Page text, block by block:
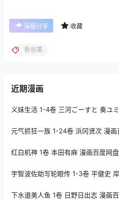
海报分享 收藏
新谷薰
近期漫画
义妹生活 1-4卷 三河ごーすと 奏ユ
元气抓狂一族 1-24卷 浜冈贤次 漫画
红白机神 1卷 本田有麻 漫画百度网
宇智波佐助写轮眼传 1-3卷 平健史
下水道美人鱼 1卷 日野日出志 漫画